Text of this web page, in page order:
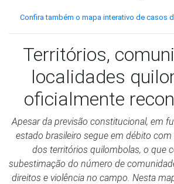
Confira também o mapa interativo de casos
Territórios,
localidades
oficialmente
Apesar da previsão constitucional, em
estado brasileiro segue em débito
dos territórios quilombolas, o que
subestimação do número de
direitos e violência no campo. Nesta